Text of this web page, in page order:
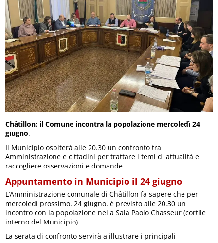
Châtillon: il Comune incontra la popolazione mercoledì 24
giugno.
Il Municipio ospiterà alle 20.30 un confronto tra
Amministrazione e cittadini per trattare i temi di attualità e
raccogliere osservazioni e domande.
Appuntamento in Municipio il 24 giugno
L’Amministrazione comunale di Châtillon fa sapere che per
mercoledì prossimo, 24 giugno, è previsto alle 20.30 un
incontro con la popolazione nella Sala Paolo Chasseur (cortile
interno del Municipio).
La serata di confronto servirà a illustrare i principali